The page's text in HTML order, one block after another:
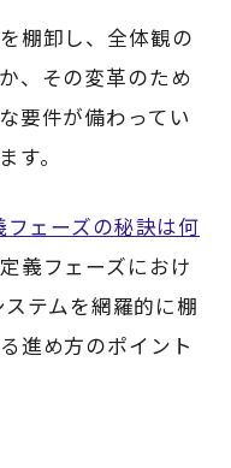
棚卸し、全体観の
、その変革のため
要件が備わってい
す。
ェーズの秘訣は何
義フェーズにおけ
テムを網羅的に棚
進め方のポイント